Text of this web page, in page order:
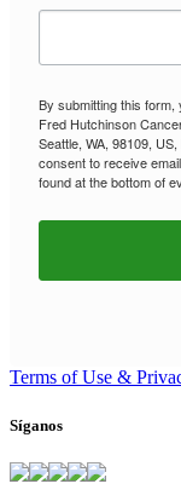
By submitting this
Fred Hutchinson
Seattle, WA, 98109,
consent to receive
found at the bottom of
Terms of Use &
Síganos